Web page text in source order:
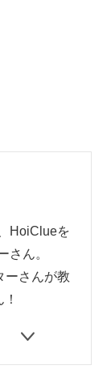
HoiClueを
さん。
ーさんが教